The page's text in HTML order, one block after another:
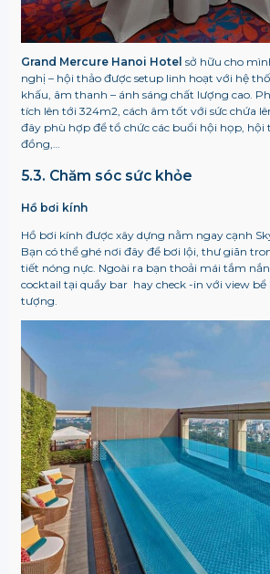
Grand Mercure Hanoi Hotel sở hữu cho
nghị – hội thảo được setup linh hoạt với hệ
khấu, âm thanh – ánh sáng chất lượng cao.
tích lên tới 324m2, cách âm tốt với sức chứa
đây phù hợp để tổ chức các buổi hội họp, hội
đồng,…
5.3. Chăm sóc sức khỏe
Hồ bơi kính
Hồ bơi kính được xây dựng nằm ngay cạnh
Bạn có thể ghé nơi đây để bơi lội, thư giãn
tiết nóng nực. Ngoài ra bạn thoải mái tắm
cocktail tại quầy bar hay check -in với view bể
tượng.